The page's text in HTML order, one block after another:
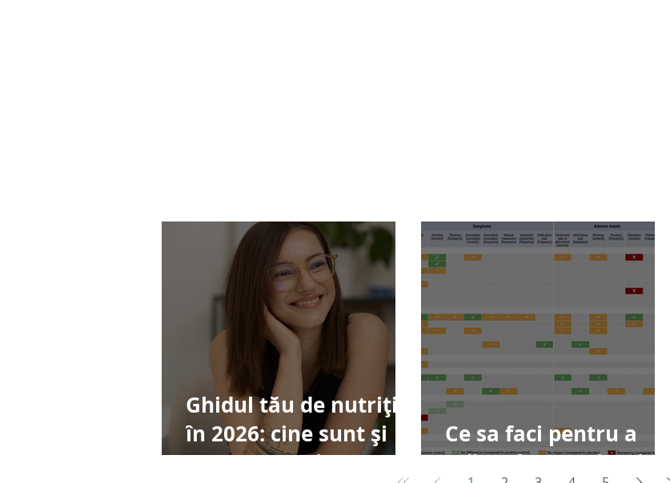
Ghidul tău de nutriție
în 2026: cine sunt și
cum te pot ajuta ca
Ce sa faci pentru a
scăpa de constipație?